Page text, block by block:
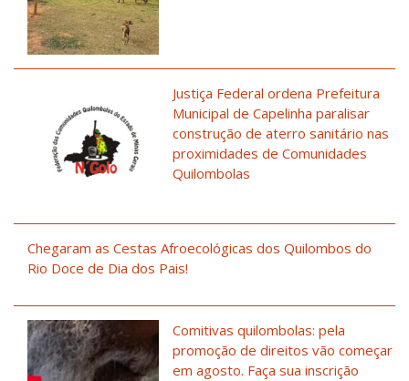
Justiça Federal ordena Prefeitura
Municipal de Capelinha paralisar
construção de aterro sanitário nas
proximidades de Comunidades
Quilombolas
Chegaram as Cestas Afroecológicas dos Quilombos do
Rio Doce de Dia dos Pais!
Comitivas quilombolas: pela
promoção de direitos vão começar
em agosto. Faça sua inscrição